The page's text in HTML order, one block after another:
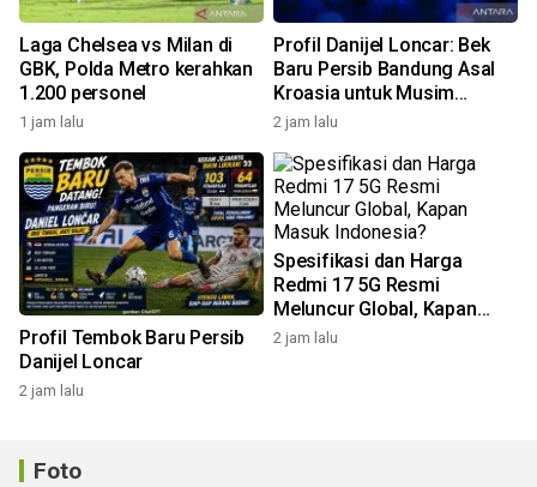
Laga Chelsea vs Milan di
GBK, Polda Metro kerahkan
1.200 personel
1 jam lalu
Profil Danijel Loncar: Bek
Baru Persib Bandung Asal
Kroasia untuk Musim
2026/2027
2 jam lalu
Profil Tembok Baru Persib
Danijel Loncar
2 jam lalu
Spesifikasi dan Harga
Redmi 17 5G Resmi
Meluncur Global, Kapan
Masuk Indonesia?
2 jam lalu
Foto